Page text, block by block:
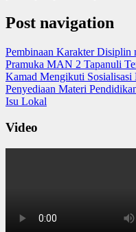
Post navigation
Pembinaan Karakter
Pramuka MAN 2 Tapanuli
Kamad Mengikuti Sosialisasi
Penyediaan Materi
Isu Lokal
Video